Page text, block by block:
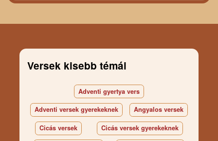
Versek kisebb témái
Adventi gyertya vers
Adventi versek gyerekeknek Angyalos versek
Cicás versek Cicás versek gyerekeknek